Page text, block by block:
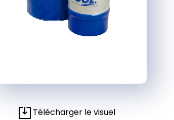
Télécharger le visuel